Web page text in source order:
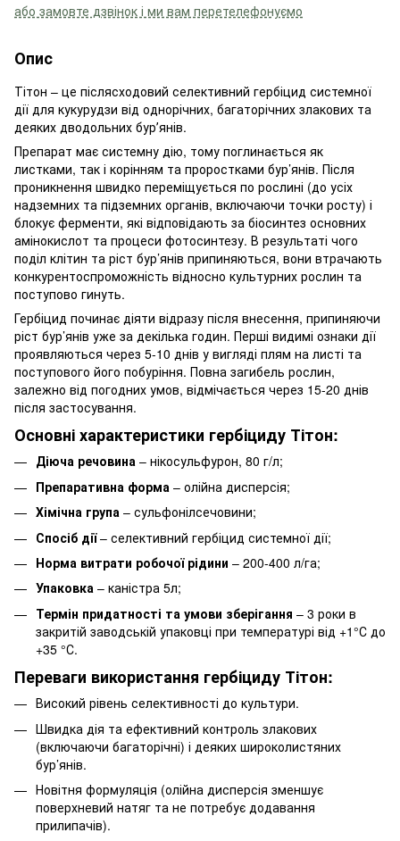
або замовте дзвінок і ми вам перетелефонуємо
Опис
Тітон – це післясходовий селективний гербіцид системної
дії для кукурудзи від однорічних, багаторічних злакових та
деяких дводольних бурʼянів.
Препарат має системну дію, тому поглинається як
листками, так і корінням та проростками бур’янів. Після
проникнення швидко переміщується по рослині (до усіх
надземних та підземних органів, включаючи точки росту) і
блокує ферменти, які відповідають за біосинтез основних
амінокислот та процеси фотосинтезу. В результаті чого
поділ клітин та ріст бур’янів припиняються, вони втрачають
конкурентоспроможність відносно культурних рослин та
поступово гинуть.
Гербіцид починає діяти відразу після внесення, припиняючи
ріст бур’янів уже за декілька годин. Перші видимі ознаки дії
проявляються через 5-10 днів у вигляді плям на листі та
поступового його побуріння. Повна загибель рослин,
залежно від погодних умов, відмічається через 15-20 днів
після застосування.
Основні характеристики гербіциду Тітон:
Діюча речовина – нікосульфурон, 80 г/л;
Препаративна форма – олійна дисперсія;
Хімічна група – сульфонілсечовини;
Спосіб дії– селективний гербіцид системної дії;
Норма витрати робочої рідини – 200-400 л/га;
Упаковка – каністра 5л;
Термін придатності та умови зберігання – 3 роки в
закритій заводській упаковці при температурі від +1°С до
+35 °С.
Переваги використання гербіциду Тітон:
Високий рівень селективності до культури.
Швидка дія та ефективний контроль злакових
(включаючи багаторічні) і деяких широколистяних
бур’янів.
Новітня формуляція (олійна дисперсія зменшує
поверхневий натяг та не потребує додавання
прилипачів).